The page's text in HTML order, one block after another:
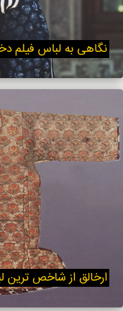
نگاهی به لباس فیلم
ارخالق از شاخص ترین